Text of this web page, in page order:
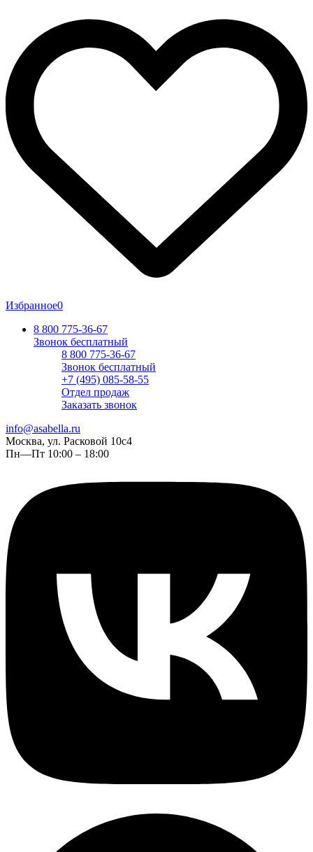
Избранное0
8 800 775-36-67
Звонок бесплатный
8 800 775-36-67
Звонок бесплатный
+7 (495) 085-58-55
Отдел продаж
Заказать звонок
info@asabella.ru
Москва, ул. Расковой 10с4
Пн—Пт 10:00 – 18:00